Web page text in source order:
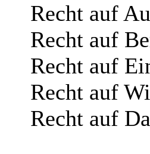
Recht auf
Recht auf
Recht auf
Recht auf
Recht auf